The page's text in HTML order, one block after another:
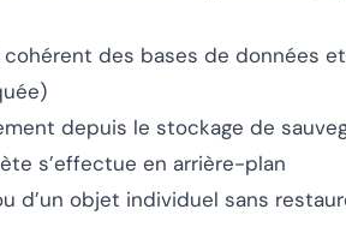
des bases de données
depuis le stockage de
s’effectue en arrière-plan
d’un objet individuel sans